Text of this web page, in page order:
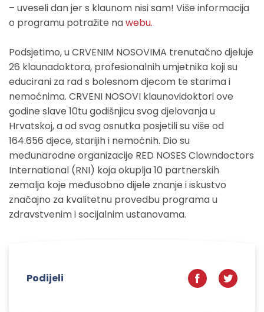
– uveseli dan jer s klaunom nisi sam! Više informacija
o programu potražite nawebu.
Podsjetimo, u CRVENIM NOSOVIMA trenutačno djeluje
26 klaunadoktora, profesionalnih umjetnika koji su
educirani za rad s bolesnom djecom te starima i
nemoćnima. CRVENI NOSOVI klaunovidoktori ove
godine slave 10tu godišnjicu svog djelovanja u
Hrvatskoj, a od svog osnutka posjetili su više od
164.656 djece, starijih i nemoćnih. Dio su
međunarodne organizacije RED NOSES Clowndoctors
International (RNI) koja okuplja 10 partnerskih
zemalja koje međusobno dijele znanje i iskustvo
značajno za kvalitetnu provedbu programa u
zdravstvenim i socijalnim ustanovama.
Podijeli